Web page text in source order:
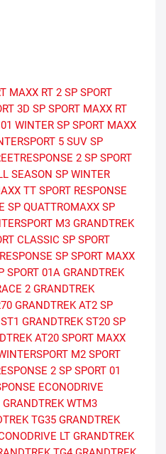
MAXX RT 2 SP SPORT
3D SP SPORT MAXX RT
WINTER SP SPORT MAXX
5 SUV SP
2 SP SPORT
SEASON SP WINTER
TT SPORT RESPONSE
SP QUATTROMAXX SP
M3 GRANDTREK
CLASSIC SP SPORT
SP SPORT MAXX
SPORT 01A GRANDTREK
2 GRANDTREK
GRANDTREK AT2 SP
GRANDTREK ST20 SP
AT20 SPORT MAXX
M2 SPORT
2 SP SPORT 01
ECONODRIVE
GRANDTREK WTM3
TG35 GRANDTREK
LT GRANDTREK